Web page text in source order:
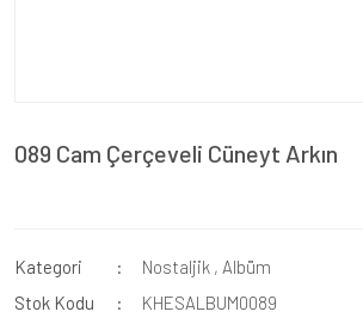
089 Cam Çerçeveli Cüneyt Arkın
Kategori Nostaljik , Albüm
Stok Kodu
KHESALBUM0089